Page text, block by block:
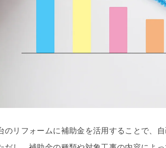
のリフォームに補助金を活用することで、